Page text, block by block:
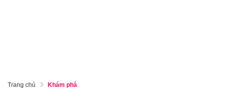
Trang chủ Khám phá